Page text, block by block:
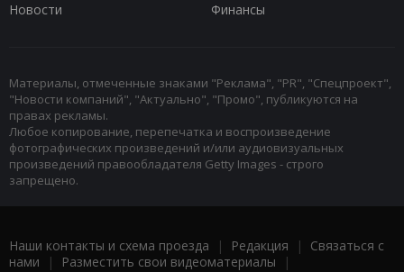
Новости
Финансы
Материалы, отмеченные знаками "Реклама", "PR", "Спецпроект",
"Новости компаний", "Актуально", "Промо", публикуются на
правах рекламы.
Любое копирование, перепечатка и воспроизведение
фотографических произведений и/или аудиовизуальных
произведений правообладателя Getty Images - строго
запрещено.
Наши контакты и схема проезда | Редакция | Связаться с
нами | Разместить свои видеоматериалы |